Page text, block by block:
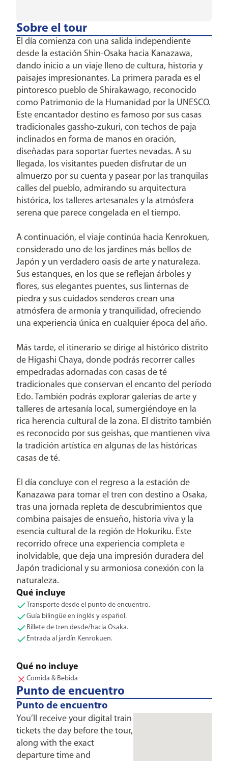
Sobre el tour
El día comienza con una salida independiente
desde la estación Shin-Osaka hacia Kanazawa,
dando inicio a un viaje lleno de cultura, historia y
paisajes impresionantes. La primera parada es el
pintoresco pueblo de Shirakawago, reconocido
como Patrimonio de la Humanidad por la UNESCO.
Este encantador destino es famoso por sus casas
tradicionales gassho-zukuri, con techos de paja
inclinados en forma de manos en oración,
diseñadas para soportar fuertes nevadas. A su
llegada, los visitantes pueden disfrutar de un
almuerzo por su cuenta y pasear por las tranquilas
calles del pueblo, admirando su arquitectura
histórica, los talleres artesanales y la atmósfera
serena que parece congelada en el tiempo.
A continuación, el viaje continúa hacia Kenrokuen,
considerado uno de los jardines más bellos de
Japón y un verdadero oasis de arte y naturaleza.
Sus estanques, en los que se reflejan árboles y
flores, sus elegantes puentes, sus linternas de
piedra y sus cuidados senderos crean una
atmósfera de armonía y tranquilidad, ofreciendo
una experiencia única en cualquier época del año.
Más tarde, el itinerario se dirige al histórico distrito
de Higashi Chaya, donde podrás recorrer calles
empedradas adornadas con casas de té
tradicionales que conservan el encanto del período
Edo. También podrás explorar galerías de arte y
talleres de artesanía local, sumergiéndoye en la
rica herencia cultural de la zona. El distrito también
es reconocido por sus geishas, que mantienen viva
la tradición artística en algunas de las históricas
casas de té.
El día concluye con el regreso a la estación de
Kanazawa para tomar el tren con destino a Osaka,
tras una jornada repleta de descubrimientos que
combina paisajes de ensueño, historia viva y la
esencia cultural de la región de Hokuriku. Este
recorrido ofrece una experiencia completa e
inolvidable, que deja una impresión duradera del
Japón tradicional y su armoniosa conexión con la
naturaleza.
Qué incluye
Transporte desde el punto de encuentro.
Guía bilingüe en inglés y español.
Billete de tren desde/hacia Osaka.
Entrada al jardín Kenrokuen.
Qué no incluye
Comida & Bebida
Punto de encuentro
Punto de encuentro
You’ll receive your digital train
tickets the day before the tour,
along with the exact
departure time and